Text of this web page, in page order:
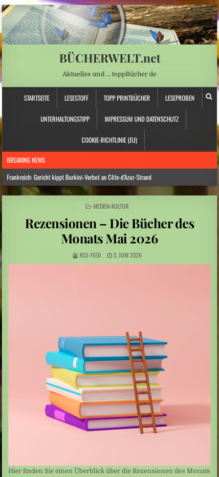
BÜCHERWELT.net
Aktuelles und … toppBücher de
STARTSEITE LESESTOFF TOPP PRINTBÜCHER LESEPROBEN
UNTERHALTUNGSTIPP IMPRESSUM UND DATENSCHUTZ
COOKIE-RICHTLINIE (EU)
BREAKING NEWS
Frankreich: Gericht kippt Burkini-Verbot an Côte-d’Azur-Strand
Hitzewelle: Rekordtief: Rhein-Pegel sinkt in Düsseldorf auf 15 Zentimeter
Österreich: Eine ganz neue Form von Chefsessel
Leute: Das Arschloch am Set sein? Für Frauen keine Option
Schüsse nahe Bangkok: Thailand: 14-Jähriger tötet mehrere Menschen an Schule
POSTED
MEDIEN-KULTUR
Rezensionen – Die Bücher des
Monats Mai 2026
RSS-FEED 3. JUNI 2026
Hier finden Sie einen Überblick über die Rezensionen des Monats